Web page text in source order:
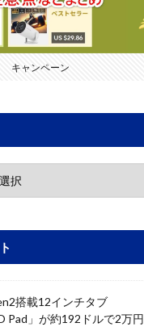
キャンペーン
搭載12インチタブ
Pad」が約192ドルで2万円